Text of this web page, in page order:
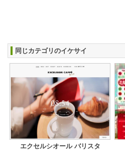
同じカテゴリのイケサイ
エクセルシオール バリスタ